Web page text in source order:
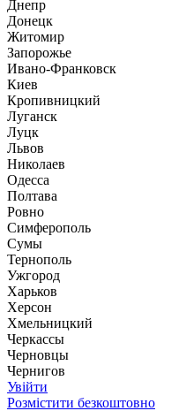
Днепр
Донецк
Житомир
Запорожье
Ивано-Франковск
Киев
Кропивницкий
Луганск
Луцк
Львов
Николаев
Одесса
Полтава
Ровно
Симферополь
Сумы
Тернополь
Ужгород
Харьков
Херсон
Хмельницкий
Черкассы
Чернoвцы
Чернигов
Увійти
Розмістити безкоштовно